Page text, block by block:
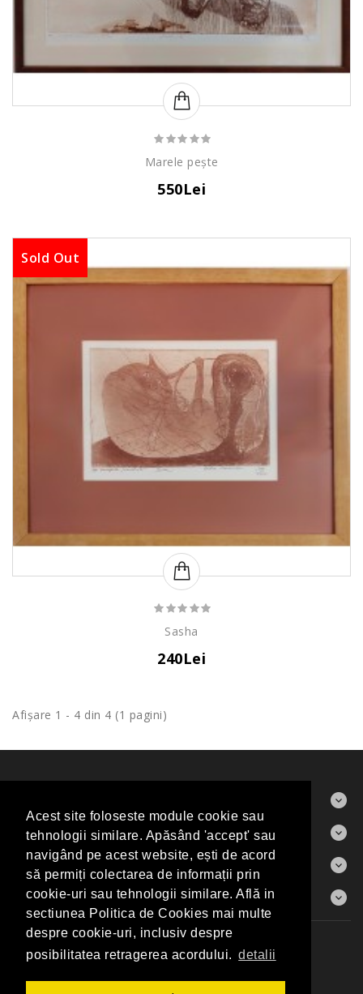
Acest site foloseste module cookie sau
tehnologii similare. Apăsând 'accept' sau
navigând pe acest website, ești de acord
să permiți colectarea de informații prin
cookie-uri sau tehnologii similare. Află in
sectiunea Politica de Cookies mai multe
despre cookie-uri, inclusiv despre
posibilitatea retragerea acordului. detalii
Marele pește
550Lei
Sold Out
Sasha
240Lei
Afişare 1 - 4 din 4 (1 pagini)
CONTACT
INFORMAŢII
CONTUL MEU
Producători Harta Sitului
Elite Art Gallery Shop © 2026